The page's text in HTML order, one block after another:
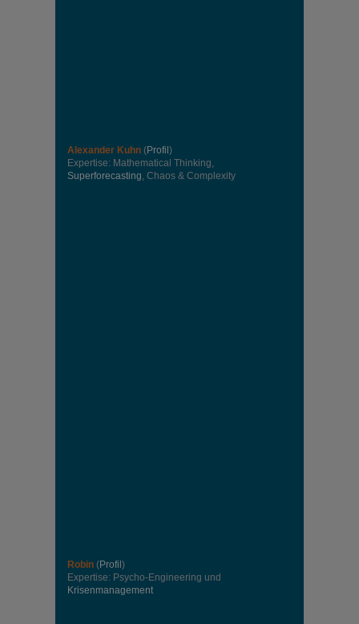
Alexander Kuhn (Profil )
Expertise: Mathematical Thinking,
Superforecasting, Chaos & Complexity
Robin (Profil )
Expertise: Psycho-Engineering und
Krisenmanagement